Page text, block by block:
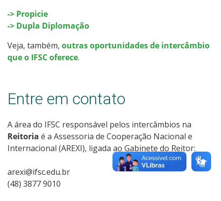
-> Propicie
-> Dupla Diplomação
Veja, também, outras oportunidades de intercâmbio
que o IFSC oferece.
Entre em contato
A área do IFSC responsável pelos intercâmbios na
Reitoria é a Assessoria de Cooperação Nacional e
Internacional (AREXI), ligada ao Gabinete do Reitor:
arexi@ifsc.edu.br
(48) 3877 9010